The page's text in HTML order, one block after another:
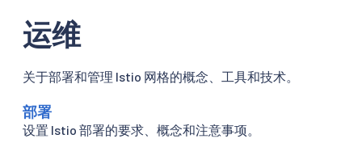
运维
关于部署和管理 Istio 网格的概念、工具和技术。
部署
设置 Istio 部署的要求、概念和注意事项。